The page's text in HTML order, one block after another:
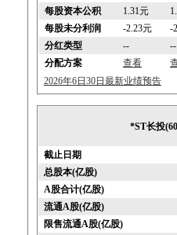
每股资本公积
1.31元
每股未分利润
-2.23元 -
分红类型
-- --
分配方案
查看
2026年6日30日最新业绩预告
*ST长投
截止日期
总股本(亿股)
A股合计(亿股)
流通A股(亿股)
限售流通A股(亿股)